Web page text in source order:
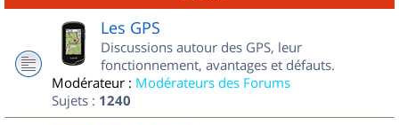
Les GPS
Discussions autour des GPS, leur
fonctionnement, avantages et défauts.
Modérateur : Modérateurs des Forums
Sujets : 1240